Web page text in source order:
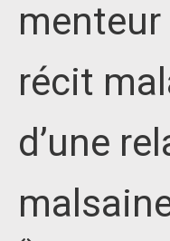
menteur
récit
d’une